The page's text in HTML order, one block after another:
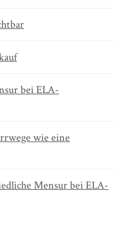
bei ELA-
wie eine
Mensur bei ELA-